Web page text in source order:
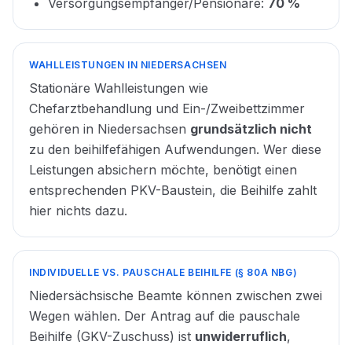
Versorgungsempfänger/Pensionäre: 70 %
WAHLLEISTUNGEN IN NIEDERSACHSEN
Stationäre Wahlleistungen wie
Chefarztbehandlung und Ein-/Zweibettzimmer
gehören in Niedersachsen grundsätzlich nicht
zu den beihilfefähigen Aufwendungen. Wer diese
Leistungen absichern möchte, benötigt einen
entsprechenden PKV-Baustein, die Beihilfe zahlt
hier nichts dazu.
INDIVIDUELLE VS. PAUSCHALE BEIHILFE (§ 80A NBG)
Niedersächsische Beamte können zwischen zwei
Wegen wählen. Der Antrag auf die pauschale
Beihilfe (GKV-Zuschuss) ist unwiderruflich,